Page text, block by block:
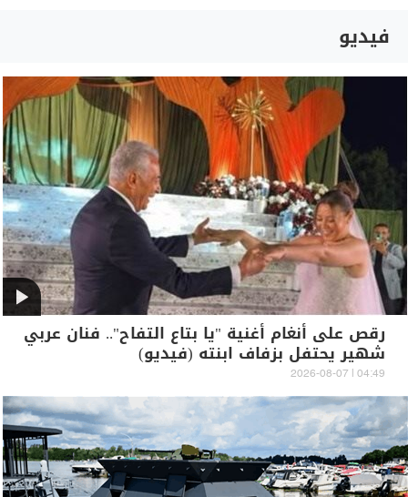
فيديو
رقص على أنغام أغنية "يا بتاع التفاح".. فنان عربي
شهير يحتفل بزفاف ابنته (فيديو)
04:49 | 2026-08-07